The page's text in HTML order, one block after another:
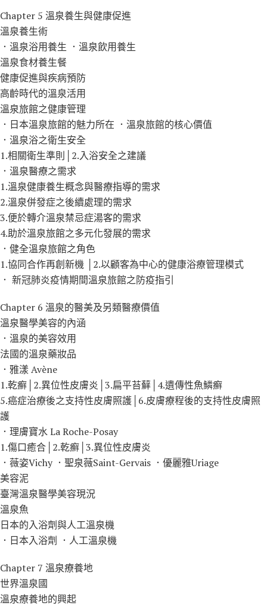
Chapter 5 溫泉養生與健康促進
溫泉養生術
．溫泉浴用養生 ．溫泉飲用養生
溫泉食材養生餐
健康促進與疾病預防
高齡時代的溫泉活用
溫泉旅館之健康管理
．日本溫泉旅館的魅力所在 ．溫泉旅館的核心價值
．溫泉浴之衛生安全
1.相關衛生準則│2.入浴安全之建議
．溫泉醫療之需求
1.溫泉健康養生概念與醫療指導的需求
2.溫泉併發症之後續處理的需求
3.便於轉介溫泉禁忌症湯客的需求
4.助於溫泉旅館之多元化發展的需求
．健全溫泉旅館之角色
1.協同合作再創新機 │2.以顧客為中心的健康浴療管理模式
． 新冠肺炎疫情期間溫泉旅館之防疫指引
Chapter 6 溫泉的醫美及另類醫療價值
溫泉醫學美容的內涵
．溫泉的美容效用
法國的溫泉藥妝品
．雅漾 Avène
1.乾癬│2.異位性皮膚炎│3.扁平苔蘚│4.遺傳性魚鱗癬
5.癌症治療後之支持性皮膚照護│6.皮膚療程後的支持性皮膚照
護
．理膚寶水 La Roche-Posay
1.傷口癒合│2.乾癬│3.異位性皮膚炎
．薇姿Vichy ．聖泉薇Saint-Gervais ．優麗雅Uriage
美容泥
臺灣溫泉醫學美容現況
溫泉魚
日本的入浴劑與人工溫泉機
．日本入浴劑 ．人工溫泉機
Chapter 7 溫泉療養地
世界溫泉國
溫泉療養地的興起